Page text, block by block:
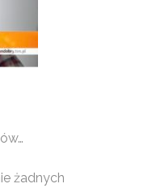
żadnych